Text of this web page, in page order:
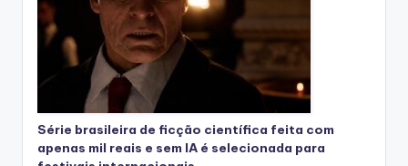
Série brasileira de ficção científica feita com
apenas mil reais e sem IA é selecionada para